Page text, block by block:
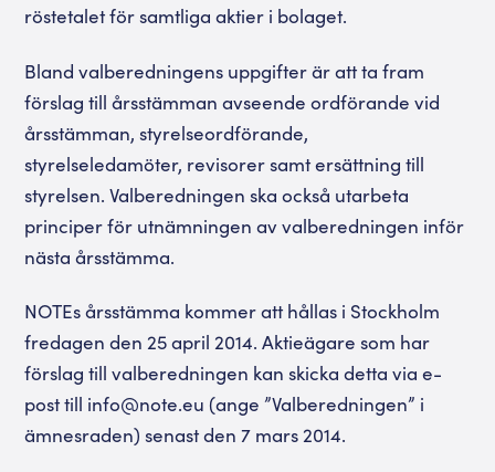
röstetalet för samtliga aktier i bolaget.
Bland valberedningens uppgifter är att ta fram
förslag till årsstämman avseende ordförande vid
årsstämman, styrelseordförande,
styrelseledamöter, revisorer samt ersättning till
styrelsen. Valberedningen ska också utarbeta
principer för utnämningen av valberedningen inför
nästa årsstämma.
NOTEs årsstämma kommer att hållas i Stockholm
fredagen den 25 april 2014. Aktieägare som har
förslag till valberedningen kan skicka detta via e-
post till info@note.eu (ange ”Valberedningen” i
ämnesraden) senast den 7 mars 2014.